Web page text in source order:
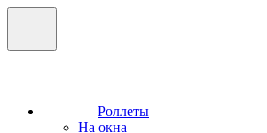
Роллеты
На окна